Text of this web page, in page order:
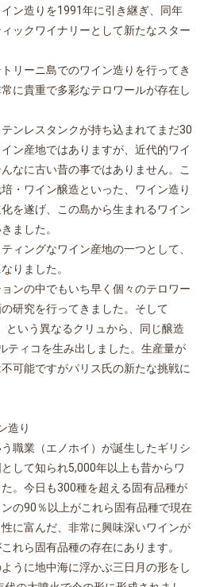
ン造りを1991年に引き継ぎ、同年
ックワイナリーとして新たなスター
リーニ島でのワイン造りを行ってき
に貴重で多彩なテロワールが存在し
ンレスタンクが持ち込まれてまだ30
ン産地ではありますが、近代的ワイ
なに古い昔の事ではありません。こ
・ワイン醸造といった、ワイン造り
を遂げ、この島から生まれるワイン
ました。
ィングなワイン産地の一つとして、
りました。
ンの中でもいち早く個々のテロワー
研究を行ってきました。そして
という異なるクリュから、同じ醸造
ティコを生み出しました。生産量が
可能ですがパリス氏の新たな挑戦に
造り
職業（エノホイ）が誕生したギリシ
して知られ5,000年以上も昔からワ
。今日も300種を超える固有品種が
の90％以上がこれら固有品種で現在
に富んだ、非常に興味深いワインが
れら固有品種の存在にあります。
うに地中海に浮かぶ三日月の形をし